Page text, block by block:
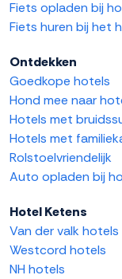
Fiets opladen bij
Fiets huren bij het
Ontdekken
Goedkope hotels
Hond mee naar
Hotels met
Hotels met
Rolstoelvriendelijk
Auto opladen bij
Hotel Ketens
Van der valk hotels
Westcord hotels
NH hotels